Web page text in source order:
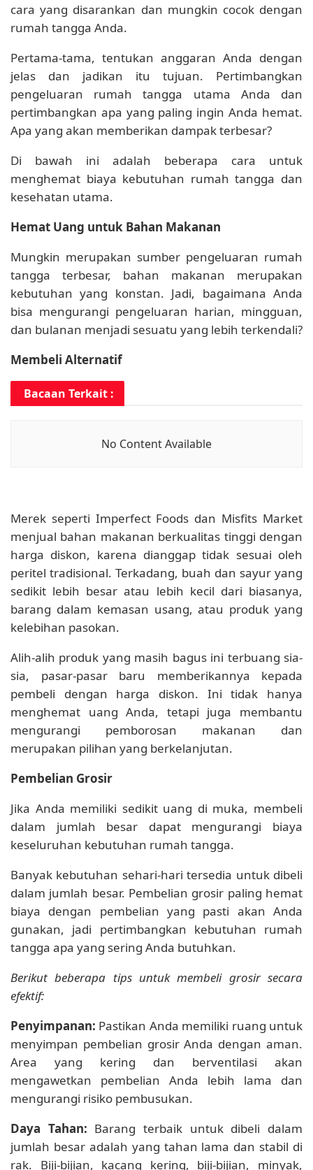
cara yang disarankan dan mungkin cocok dengan
rumah tangga Anda.
Pertama-tama, tentukan anggaran Anda dengan
jelas dan jadikan itu tujuan. Pertimbangkan
pengeluaran rumah tangga utama Anda dan
pertimbangkan apa yang paling ingin Anda hemat.
Apa yang akan memberikan dampak terbesar?
Di bawah ini adalah beberapa cara untuk
menghemat biaya kebutuhan rumah tangga dan
kesehatan utama.
Hemat Uang untuk Bahan Makanan
Mungkin merupakan sumber pengeluaran rumah
tangga terbesar, bahan makanan merupakan
kebutuhan yang konstan. Jadi, bagaimana Anda
bisa mengurangi pengeluaran harian, mingguan,
dan bulanan menjadi sesuatu yang lebih terkendali?
Membeli Alternatif
Bacaan Terkait :
No Content Available
Merek seperti Imperfect Foods dan Misfits Market
menjual bahan makanan berkualitas tinggi dengan
harga diskon, karena dianggap tidak sesuai oleh
peritel tradisional. Terkadang, buah dan sayur yang
sedikit lebih besar atau lebih kecil dari biasanya,
barang dalam kemasan usang, atau produk yang
kelebihan pasokan.
Alih-alih produk yang masih bagus ini terbuang sia-
sia, pasar-pasar baru memberikannya kepada
pembeli dengan harga diskon. Ini tidak hanya
menghemat uang Anda, tetapi juga membantu
mengurangi pemborosan makanan dan
merupakan pilihan yang berkelanjutan.
Pembelian Grosir
Jika Anda memiliki sedikit uang di muka, membeli
dalam jumlah besar dapat mengurangi biaya
keseluruhan kebutuhan rumah tangga.
Banyak kebutuhan sehari-hari tersedia untuk dibeli
dalam jumlah besar. Pembelian grosir paling hemat
biaya dengan pembelian yang pasti akan Anda
gunakan, jadi pertimbangkan kebutuhan rumah
tangga apa yang sering Anda butuhkan.
Berikut beberapa tips untuk membeli grosir secara
efektif:
Penyimpanan: Pastikan Anda memiliki ruang untuk
menyimpan pembelian grosir Anda dengan aman.
Area yang kering dan berventilasi akan
mengawetkan pembelian Anda lebih lama dan
mengurangi risiko pembusukan.
Daya Tahan: Barang terbaik untuk dibeli dalam
jumlah besar adalah yang tahan lama dan stabil di
rak. Biji-bijian, kacang kering, biji-bijian, minyak,